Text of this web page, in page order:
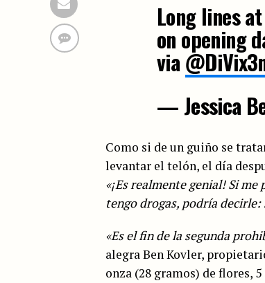
Long lines
on opening
via
— Jessica
Como si de un guiño se
levantar el telón, el día
«¡Es realmente genial! Si
tengo drogas, podría decirle:
«Es el fin de la segunda
alegra Ben Kovler,
onza (28 gramos) de flores,